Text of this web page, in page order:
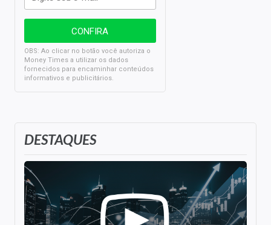
DESTAQUES
OBS: Ao clicar no botão você autoriza o
Money Times a utilizar os dados
fornecidos para encaminhar conteúdos
informativos e publicitários.